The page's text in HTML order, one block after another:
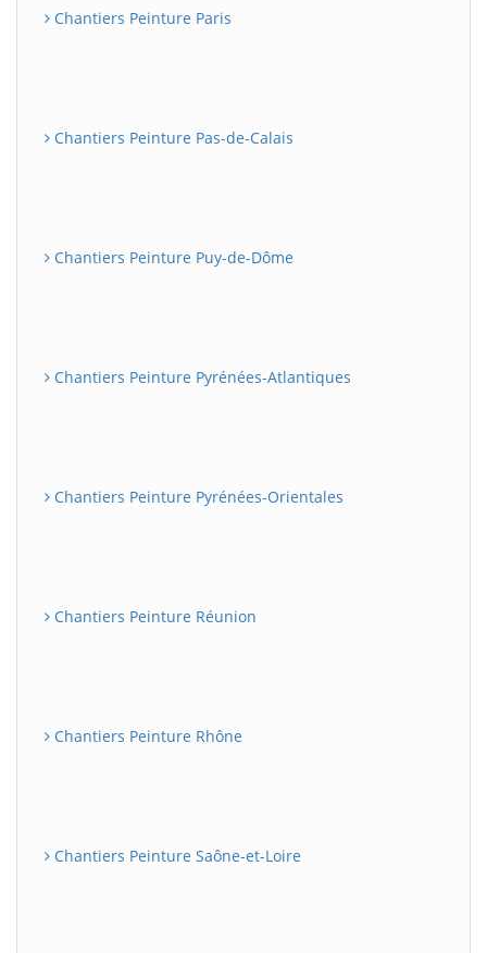
Chantiers Peinture Paris
Chantiers Peinture Pas-de-Calais
Chantiers Peinture Puy-de-Dôme
Chantiers Peinture Pyrénées-Atlantiques
Chantiers Peinture Pyrénées-Orientales
Chantiers Peinture Réunion
Chantiers Peinture Rhône
Chantiers Peinture Saône-et-Loire